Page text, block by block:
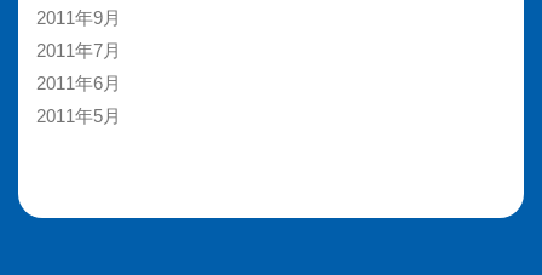
2011年9月
2011年7月
2011年6月
2011年5月